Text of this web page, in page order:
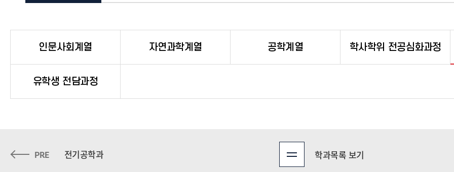
인문사회계열 자연과학계열 공학계열 학사학위 전공심화과정
유학생 전담과정
PRE 전기공학과 학과목록 보기